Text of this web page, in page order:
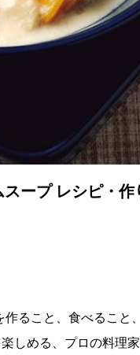
ープ レシピ・作
作ること、食べるこ
しめる、プロの料理